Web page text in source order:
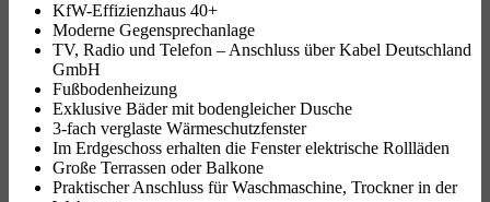
KfW-Effizienzhaus 40+
Moderne Gegensprechanlage
TV, Radio und Telefon – Anschluss über Kabel Deutschland
GmbH
Fußbodenheizung
Exklusive Bäder mit bodengleicher Dusche
3-fach verglaste Wärmeschutzfenster
Im Erdgeschoss erhalten die Fenster elektrische Rollläden
Große Terrassen oder Balkone
Praktischer Anschluss für Waschmaschine, Trockner in der